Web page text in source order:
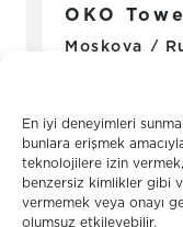
En iyi deneyimleri
bunlara erişmek
teknolojilere izin
benzersiz kimlikler gibi
vermemek veya onayı
olumsuz etkileyebilir.
OKO
Moskova /